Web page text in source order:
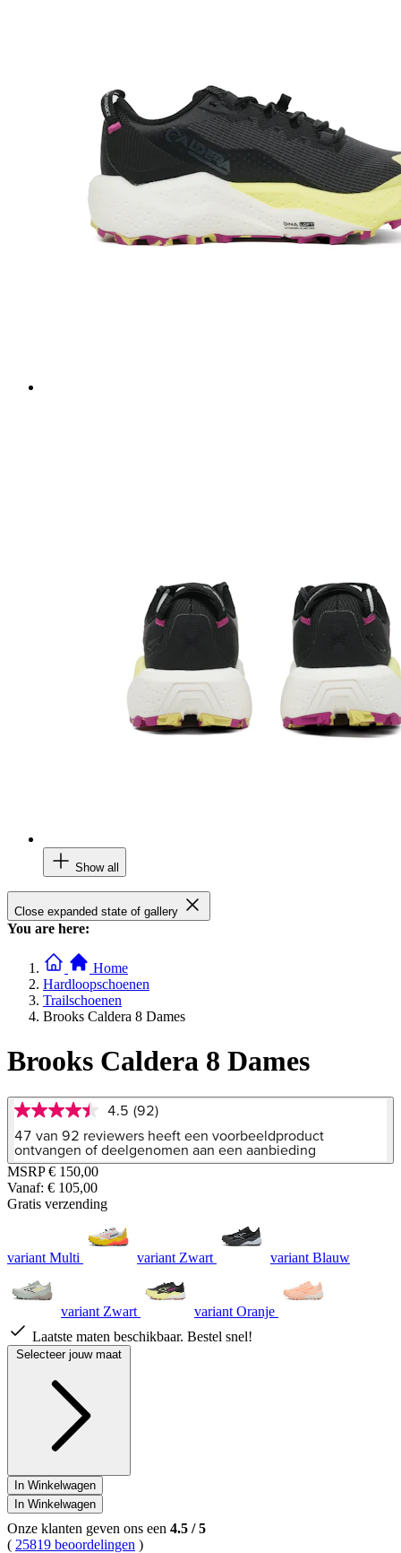
Show all
Close expanded state of gallery
You are here:
Home
Hardloopschoenen
Trailschoenen
Brooks Caldera 8 Dames
Brooks Caldera 8 Dames
4.5
van
5
sterren,
gemiddelde
scorewaarde.
Read
paginalink.
4.5 (92)
47 van 92 reviewers heeft een voorbeeldproduct
ontvangen of deelgenomen aan een aanbieding
MSRP € 150,00
Vanaf: € 105,00
Gratis verzending
variant Multi variant Zwart variant Blauw
variant Zwart
variant Oranje
Laatste maten beschikbaar. Bestel snel!
Selecteer jouw maat
In Winkelwagen
In Winkelwagen
Onze klanten geven ons een 4.5 /5
( 25819 beoordelingen )